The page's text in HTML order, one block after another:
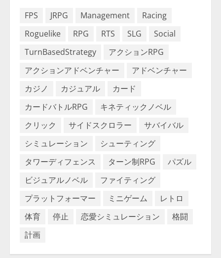
FPS JRPG Management
Racing
Roguelike
RPG RTS SLG
Social
TurnBasedStrategy
アクションRPG
アクションアドベンチャー
アドベンチャー
カジノ
カジュアル
カード
カードバトルRPG
キネティックノベル
クリック
サイドスクロラー
サバイバル
シミュレーション
シューティング
タワーディフェンス
ターン制RPG
パズル
ビジュアルノベル
ファイティング
プラットフォーマー
ミニゲーム
レトロ
体育
停止 恋愛シミュレーション
格闘
計画